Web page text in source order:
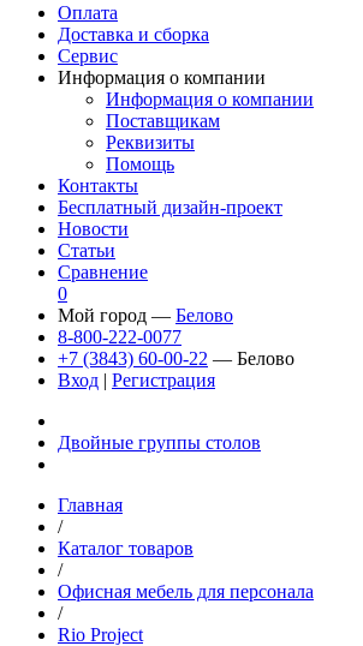
Оплата
Доставка и сборка
Сервис
Информация о компании
Информация о компании
Поставщикам
Реквизиты
Помощь
Контакты
Бесплатный дизайн-проект
Новости
Статьи
Сравнение
0
Мой город — Белово
8-800-222-0077
+7 (3843) 60-00-22 — Белово
Вход | Регистрация
Двойные группы столов
Главная
/
Каталог товаров
/
Офисная мебель для персонала
/
Rio Project